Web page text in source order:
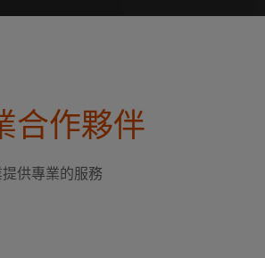
合作夥伴
供專業的服務